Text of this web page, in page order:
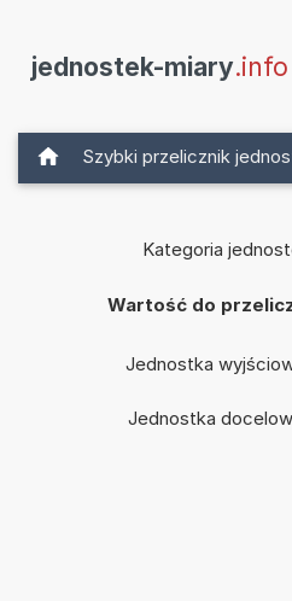
jednostek-miary.info
Szybki przelicznik
Kategoria
Wartość do
Jednostka
Jednostka